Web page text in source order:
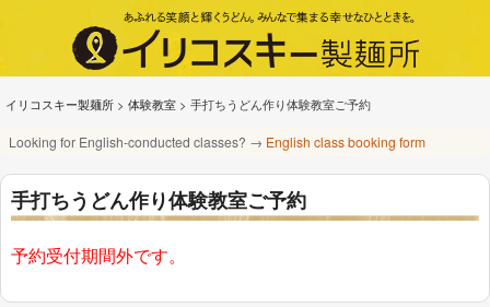
イリコスキー製麺所 > 体験教室 > 手打ちうどん作り体験教室ご予約
Looking for English-conducted classes? → English class booking form
手打ちうどん作り体験教室ご予約
予約受付期間外です。